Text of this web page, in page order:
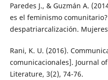
Paredes J., & Guzmán A.
es el feminismo
despatriarcalización.
Rani, K. U. (2016).
comunicacionales]. Journal
Literature, 3(2), 74-76.